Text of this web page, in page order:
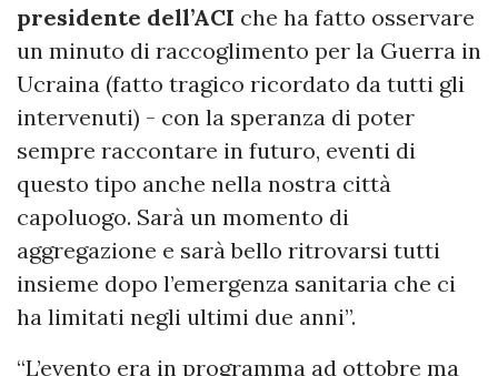
presidente dell’ACI che ha fatto osservare
un minuto di raccoglimento per la Guerra in
Ucraina (fatto tragico ricordato da tutti gli
intervenuti) - con la speranza di poter
sempre raccontare in futuro, eventi di
questo tipo anche nella nostra città
capoluogo. Sarà un momento di
aggregazione e sarà bello ritrovarsi tutti
insieme dopo l’emergenza sanitaria che ci
ha limitati negli ultimi due anni”.
“L’evento era in programma ad ottobre ma